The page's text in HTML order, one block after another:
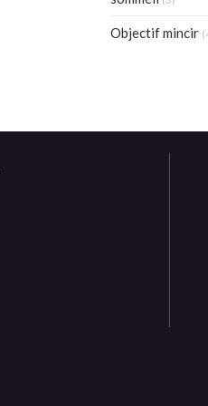
Objectif mincir